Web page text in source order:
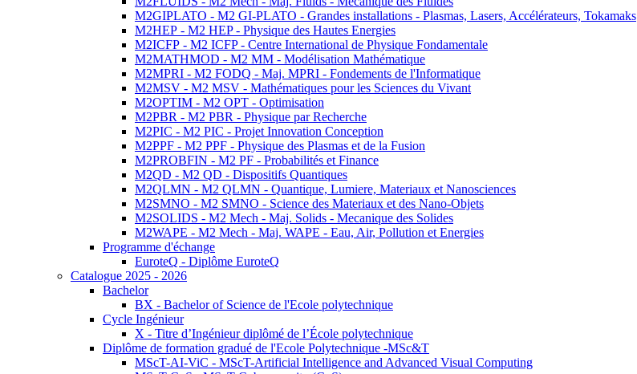
M2GIPLATO - M2 GI-PLATO - Grandes installations - Plasmas, Lasers, Accélérateurs, Tokamaks
M2HEP - M2 HEP - Physique des Hautes Energies
M2ICFP - M2 ICFP - Centre International de Physique Fondamentale
M2MATHMOD - M2 MM - Modélisation Mathématique
M2MPRI - M2 FODQ - Maj. MPRI - Fondements de l'Informatique
M2MSV - M2 MSV - Mathématiques pour les Sciences du Vivant
M2OPTIM - M2 OPT - Optimisation
M2PBR - M2 PBR - Physique par Recherche
M2PIC - M2 PIC - Projet Innovation Conception
M2PPF - M2 PPF - Physique des Plasmas et de la Fusion
M2PROBFIN - M2 PF - Probabilités et Finance
M2QD - M2 QD - Dispositifs Quantiques
M2QLMN - M2 QLMN - Quantique, Lumiere, Materiaux et Nanosciences
M2SMNO - M2 SMNO - Science des Materiaux et des Nano-Objets
M2SOLIDS - M2 Mech - Maj. Solids - Mecanique des Solides
M2WAPE - M2 Mech - Maj. WAPE - Eau, Air, Pollution et Energies
Programme d'échange
EuroteQ - Diplôme EuroteQ
Catalogue 2025 - 2026
Bachelor
BX - Bachelor of Science de l'Ecole polytechnique
Cycle Ingénieur
X - Titre d’Ingénieur diplômé de l’École polytechnique
Diplôme de formation gradué de l'Ecole Polytechnique -MSc&T
MScT-AI-ViC - MScT-Artificial Intelligence and Advanced Visual Computing